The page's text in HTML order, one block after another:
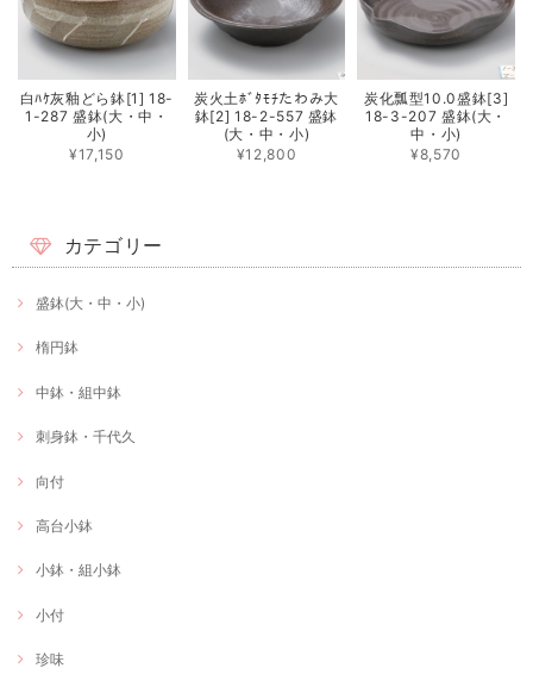
白ﾊｹ灰釉どら鉢[1] 18-
1-287 盛鉢(大・中・
小)
¥17,150
炭火土ﾎﾞﾀﾓﾁたわみ大
鉢[2] 18-2-557 盛鉢
(大・中・小)
¥12,800
炭化瓢型10.0盛鉢[3]
18-3-207 盛鉢(大・
中・小)
¥8,570
カテゴリー
盛鉢(大・中・小)
楕円鉢
中鉢・組中鉢
刺身鉢・千代久
向付
高台小鉢
小鉢・組小鉢
小付
珍味